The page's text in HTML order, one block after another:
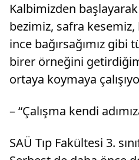
Kalbimizden
bezimiz, safra kesemiz,
ince bağırsağımız gibi
birer örneğini
ortaya koymaya
– “Çalışma kendi
SAÜ Tıp Fakültesi 3.